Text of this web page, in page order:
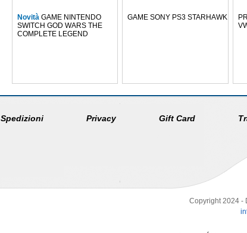
Novità GAME NINTENDO
SWITCH GOD WARS THE
COMPLETE LEGEND
GAME SONY PS3 STARHAWK
Spedizioni Privacy Gift Card
Copyright 2024 -